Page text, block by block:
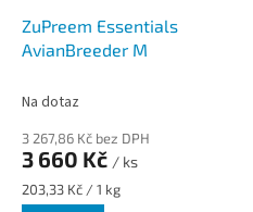
ZuPreem Essentials
AvianBreeder M
Na dotaz
3 267,86 Kč bez DPH
3 660 Kč / ks
Měrná
cena:
203,33 Kč / 1 kg